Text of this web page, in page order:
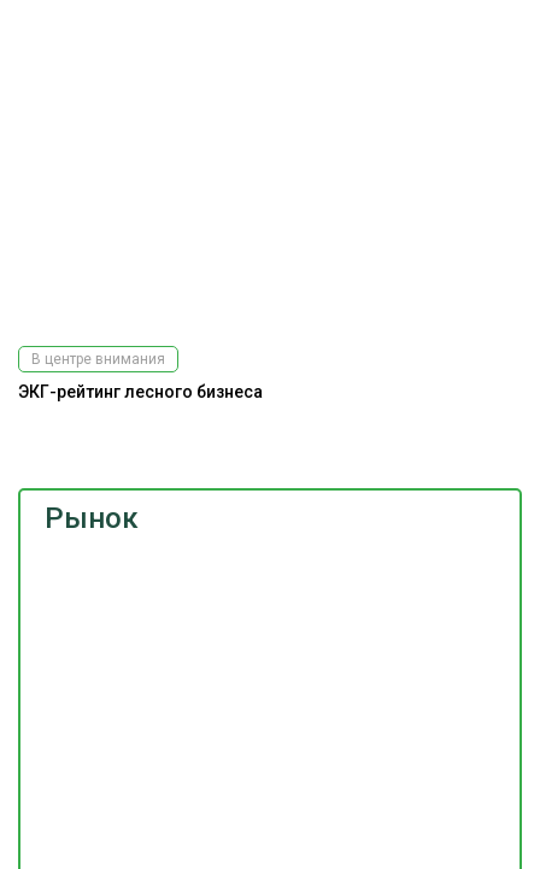
Рынок
В центре внимания
ЭКГ-рейтинг лесного бизнеса